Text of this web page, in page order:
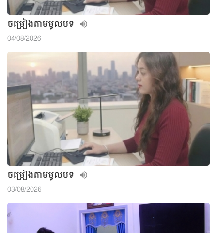
ចម្រៀងតាមមូលបទ
04/08/2026
ចម្រៀងតាមមូលបទ
03/08/2026